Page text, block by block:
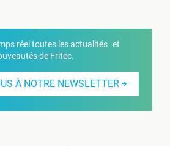
réel toutes les actualités et
de Fritec.
À NOTRE NEWSLETTER